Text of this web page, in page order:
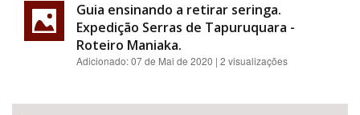
Guia ensinando a retirar seringa.
Expedição Serras de Tapuruquara -
Roteiro Maniaka.
Adicionado:07 de Mai de 2020 | 2 visualizações